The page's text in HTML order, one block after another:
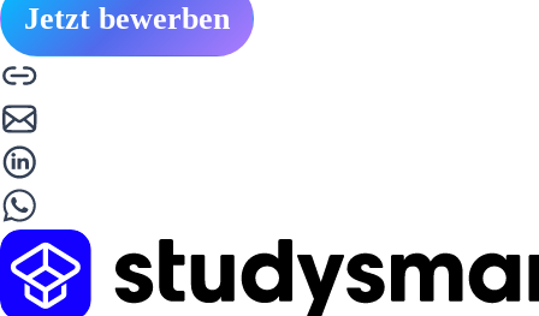
Jetzt bewerben